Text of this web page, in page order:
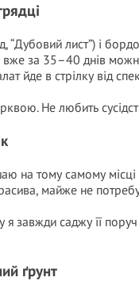
лист”) і
вже за 35–40 днів
йде в стрілку від
Не любить
на тому самому
майже не
я завжди саджу її
ґрунт